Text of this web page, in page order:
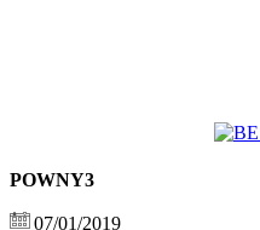
POWNY3
07/01/2019